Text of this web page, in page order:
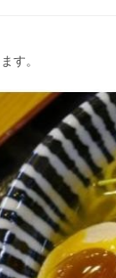
す。